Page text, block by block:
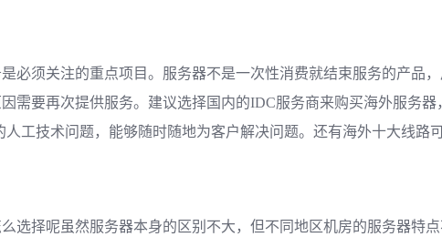
必须关注的重点项目。服务器不是一次性消费就结束服务的产品
需要再次提供服务。建议选择国内的IDC服务商来购买海外服务
人工技术问题，能够随时随地为客户解决问题。还有海外十大线路
选择呢虽然服务器本身的区别不大，但不同地区机房的服务器特